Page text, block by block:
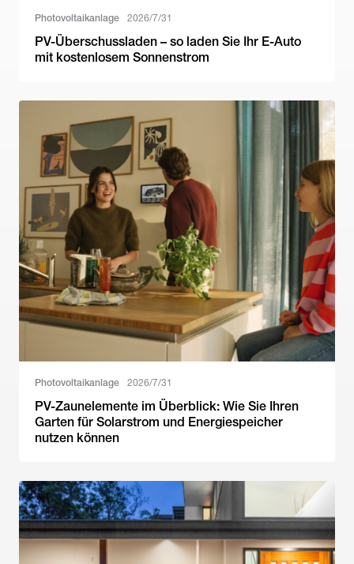
Photovoltaikanlage 2026/7/31
PV-Überschussladen – so laden Sie Ihr E-Auto
mit kostenlosem Sonnenstrom
Photovoltaikanlage 2026/7/31
PV-Zaunelemente im Überblick: Wie Sie Ihren
Garten für Solarstrom und Energiespeicher
nutzen können